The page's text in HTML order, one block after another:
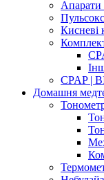
Кисневі
CPAP |
Домашня